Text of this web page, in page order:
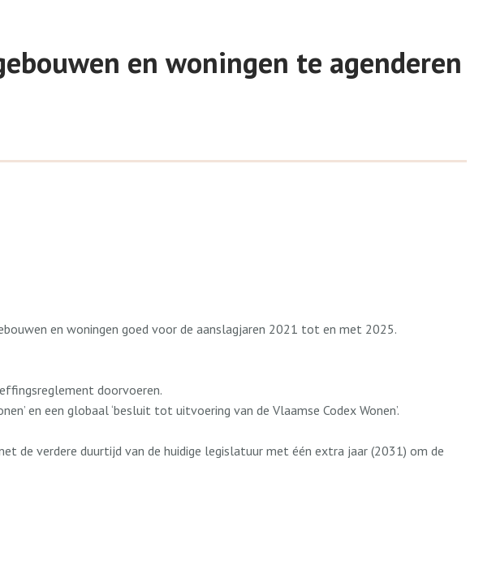
en woningen te agenderen
en woningen goed voor de aanslagjaren 2021 tot en met 2025.
doorvoeren.
en een globaal ‘besluit tot uitvoering van de Vlaamse Codex Wonen’.
de verdere duurtijd van de huidige legislatuur met één extra jaar (2031) om de